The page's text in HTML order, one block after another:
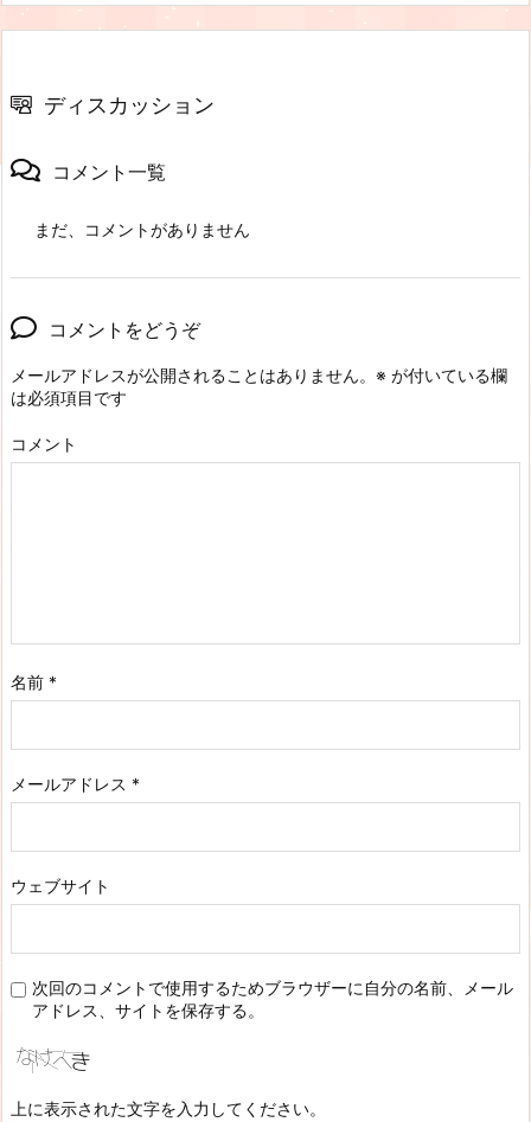
ディスカッション
コメント一覧
まだ、コメントがありません
コメントをどうぞ
メールアドレスが公開されることはありません。 ※ が付いている欄
は必須項目です
コメント
名前 *
メールアドレス *
ウェブサイト
次回のコメントで使用するためブラウザーに自分の名前、メール
アドレス、サイトを保存する。
上に表示された文字を入力してください。